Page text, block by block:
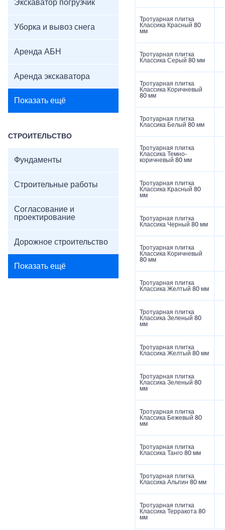
Экскаватор погрузчик
Уборка и вывоз снега
Аренда АБН
Аренда экскаватора
Показать ещё
СТРОИТЕЛЬСТВО
Фундаменты
Строительные работы
Согласование и
проектирование
Дорожное строительство
Показать ещё
Тротуарная плитка
Классика Красный 80
мм
Тротуарная плитка
Классика Серый 80 мм
Тротуарная плитка
Классика Коричневый
80 мм
Тротуарная плитка
Классика Белый 80 мм
Тротуарная плитка
Классика Темно-
коричневый 80 мм
Тротуарная плитка
Классика Красный 80
мм
Тротуарная плитка
Классика Черный 80 мм
Тротуарная плитка
Классика Коричневый
80 мм
Тротуарная плитка
Классика Желтый 80 мм
Тротуарная плитка
Классика Зеленый 80
мм
Тротуарная плитка
Классика Желтый 80 мм
Тротуарная плитка
Классика Зеленый 80
мм
Тротуарная плитка
Классика Бежевый 80
мм
Тротуарная плитка
Классика Танго 80 мм
Тротуарная плитка
Классика Альпин 80 мм
Тротуарная плитка
Классика Терракота 80
мм